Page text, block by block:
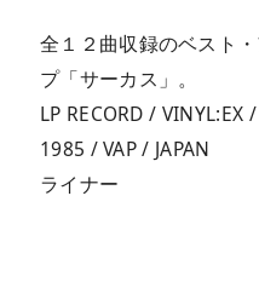
全１２曲収録のベスト
プ「サーカス」。
LP RECORD / VINYL:EX /
1985 / VAP / JAPAN
ライナー